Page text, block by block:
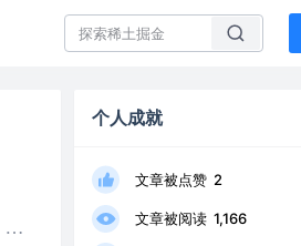
个人成就
文章被点赞 2
文章被阅读 1,166